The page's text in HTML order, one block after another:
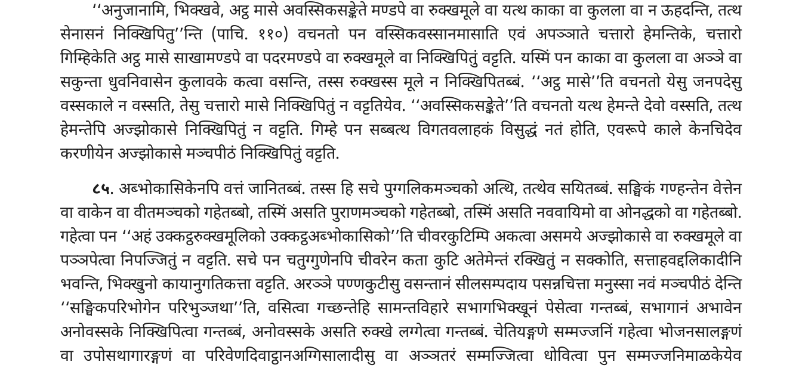
‘‘अनुजानामि,भिक्खवे, अट्ठ मासे अवस्सिकसङ्केते मण्डपे वा रुक्खमूले वा यत्थ काका वा कुलला वा न ऊहदन्ति, तत्थ
सेनासनं निक्खिपितु’’न्ति (पाचि. ११०) वचनतो पन वस्सिकवस्सानमासाति एवं अपञ्ञाते चत्तारो हेमन्तिके, चत्तारो
गिम्हिकेति अट्ठ मासे साखामण्डपे वा पदरमण्डपे वा रुक्खमूले वा निक्खिपितुं वट्टति. यस्मिं पन काका वा कुलला वा अञ्ञे वा
सकुन्ता धुवनिवासेन कुलावके कत्वा वसन्ति, तस्स रुक्खस्स मूले न निक्खिपितब्बं. ‘‘अट्ठ मासे’’ति वचनतो येसु जनपदेसु
वस्सकाले न वस्सति, तेसु चत्तारो मासे निक्खिपितुं न वट्टतियेव. ‘‘अवस्सिकसङ्केते’’ति वचनतो यत्थ हेमन्ते देवो वस्सति, तत्थ
हेमन्तेपि अज्झोकासे निक्खिपितुं न वट्टति. गिम्हे पन सब्बत्थ विगतवलाहकं विसुद्धं नतं होति, एवरूपे काले केनचिदेव
करणीयेन अज्झोकासे मञ्चपीठं निक्खिपितुं वट्टति.
८५. अब्भोकासिकेनपि वत्तं जानितब्बं. तस्स हि सचे पुग्गलिकमञ्चको अत्थि, तत्थेव सयितब्बं. सङ्घिकं गण्हन्तेन वेत्तेन
वा वाकेन वा वीतमञ्चको गहेतब्बो, तस्मिं असति पुराणमञ्चको गहेतब्बो, तस्मिं असति नववायिमो वा ओनद्धको वा गहेतब्बो.
गहेत्वा पन ‘‘अहं उक्कट्ठरुक्खमूलिको उक्कट्ठअब्भोकासिको’’ति चीवरकुटिम्पि अकत्वा असमये अज्झोकासे वा रुक्खमूले वा
पञ्ञपेत्वा निपज्जितुं न वट्टति. सचे पन चतुग्गुणेनपि चीवरेन कता कुटि अतेमेन्तं रक्खितुं न सक्कोति, सत्ताहवद्दलिकादीनि
भवन्ति, भिक्खुनो कायानुगतिकत्ता वट्टति. अरञ्ञे पण्णकुटीसु वसन्तानं सीलसम्पदाय पसन्नचित्ता मनुस्सा नवं मञ्चपीठं देन्ति
‘‘सङ्घिकपरिभोगेन परिभुञ्जथा’’ति, वसित्वा गच्छन्तेहि सामन्तविहारे सभागभिक्खूनं पेसेत्वा गन्तब्बं, सभागानं अभावेन
अनोवस्सके निक्खिपित्वा गन्तब्बं, अनोवस्सके असति रुक्खे लग्गेत्वा गन्तब्बं. चेतियङ्गणे सम्मज्जनिं गहेत्वा भोजनसालङ्गणं
वा उपोसथागारङ्गणं वा परिवेणदिवाट्ठानअग्गिसालादीसु वा अञ्ञतरं सम्मज्जित्वा धोवित्वा पुन सम्मज्जनिमाळकेयेव